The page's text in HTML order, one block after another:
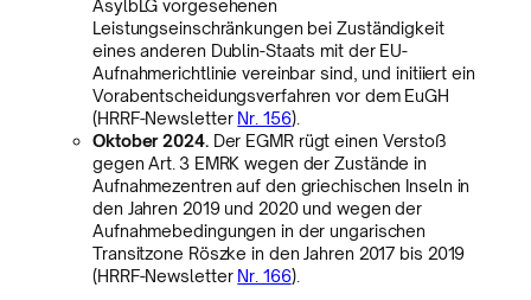
AsylbLG vorgesehenen
Leistungseinschränkungen bei Zuständigkeit
eines anderen Dublin-Staats mit der EU-
Aufnahmerichtlinie vereinbar sind, und initiiert ein
Vorabentscheidungsverfahren vor dem EuGH
(HRRF-Newsletter Nr. 156).
Oktober 2024.Der EGMR rügt einen Verstoß
gegen Art. 3 EMRK wegen der Zustände in
Aufnahmezentren auf den griechischen Inseln in
den Jahren 2019 und 2020 und wegen der
Aufnahmebedingungen in der ungarischen
Transitzone Röszke in den Jahren 2017 bis 2019
(HRRF-Newsletter Nr. 166).